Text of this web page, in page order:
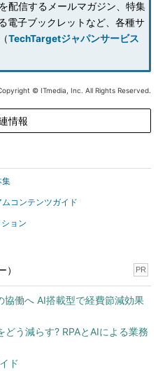
配信するメールマガジン、特集
電子ブックレットなど、各種サ
TechTargetジャパンサービス
© ITmedia, Inc. All Rights Reserved.
情報
集
コンテンツガイド
ョン
PR
協働へ AI搭載型で経費節減効果
どう減らす? RPAとAIによる業務
ド